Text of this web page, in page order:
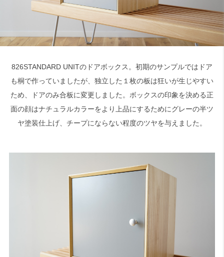
検索
826STANDARD UNITのドアボックス。初期のサンプルではドア
も桐で作っていましたが、独立した１枚の板は狂いが生じやすい
ため、ドアのみ合板に変更しました。ボックスの印象を決める正
面の顔はナチュラルカラーをより上品にするためにグレーの半ツ
ヤ塗装仕上げ、チープにならない程度のツヤを与えました。